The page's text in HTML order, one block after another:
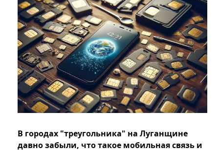
В городах "треугольника" на Луганщине
давно забыли, что такое мобильная связь и